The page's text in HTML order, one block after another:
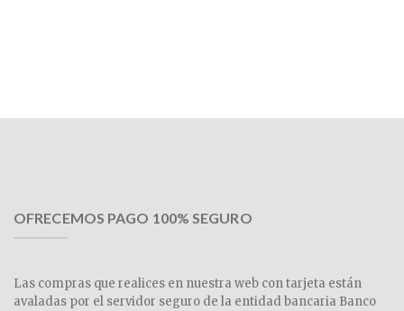
OFRECEMOS PAGO 100% SEGURO
Las compras que realices en nuestra web con tarjeta están
avaladas por el servidor seguro de la entidad bancaria Banco